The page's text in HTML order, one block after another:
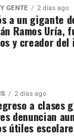
GENTE 2 días ago
a un gigante
Ramos Uría,
y creador
2 días ago
a clases
denuncian
útiles